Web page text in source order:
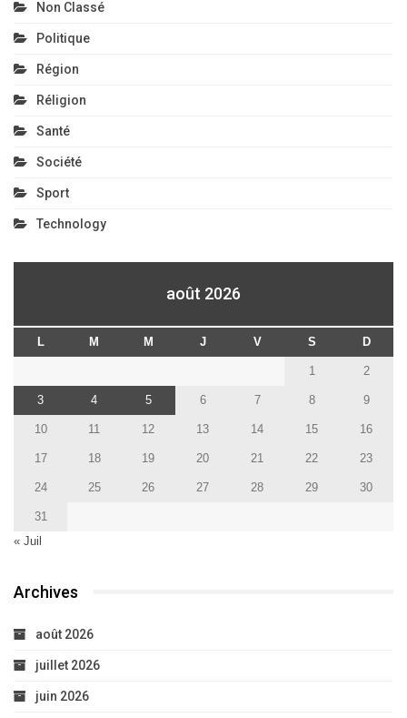
Non Classé
Politique
Région
Réligion
Santé
Société
Sport
Technology
août 2026
L M M J V S D
1 2
3 4 5 6 7 8 9
10 11 12 13 14 15 16
17 18 19 20 21 22 23
24 25 26 27 28 29 30
31
« Juil
Archives
août 2026
juillet 2026
juin 2026